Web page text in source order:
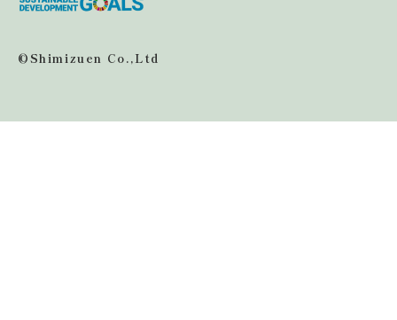
©Shimizuen Co.,Ltd